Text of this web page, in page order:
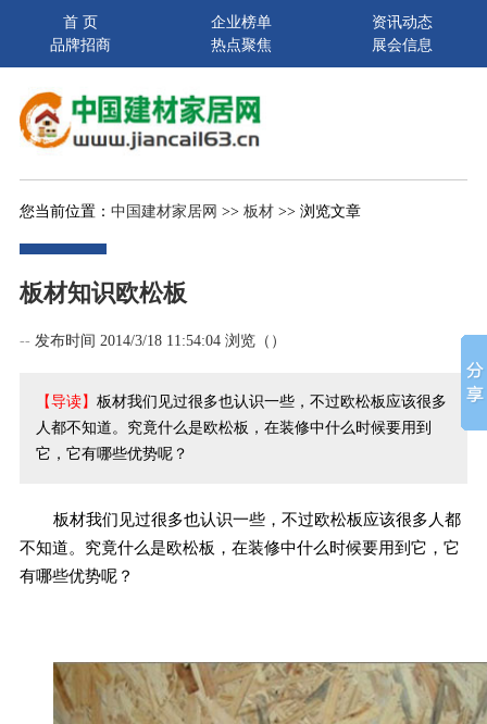
首 页 企业榜单
资讯动态
品牌招商
热点聚焦 展会信息
您当前位置： 中国建材家居网 >> 板材>> 浏览文章
板材知识欧松板
-- 发布时间 2014/3/18 11:54:04 浏览（ ）
【导读】 板材我们见过很多也认识一些，不过欧松板应该很多
人都不知道。究竟什么是欧松板，在装修中什么时候要用到
它，它有哪些优势呢？
板材我们见过很多也认识一些，不过欧松板应该很多人都
不知道。究竟什么是欧松板，在装修中什么时候要用到它，它
有哪些优势呢？